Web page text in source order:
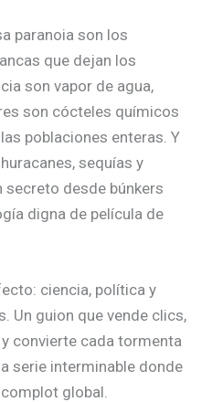
paranoia son los
que dejan los
son vapor de agua,
son cócteles químicos
poblaciones enteras. Y
sequías y
desde búnkers
digna de película de
ciencia, política y
Un guion que vende clics,
convierte cada tormenta
serie interminable donde
global.